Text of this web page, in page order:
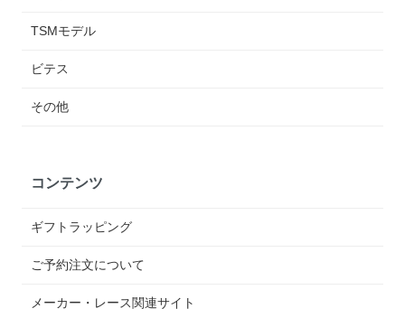
TSMモデル
ビテス
その他
コンテンツ
ギフトラッピング
ご予約注文について
メーカー・レース関連サイト